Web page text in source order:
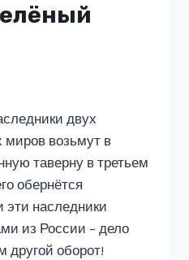
двух
миров возьмут в
таверну в третьем
обернётся
эти наследники
из России – дело
другой оборот!